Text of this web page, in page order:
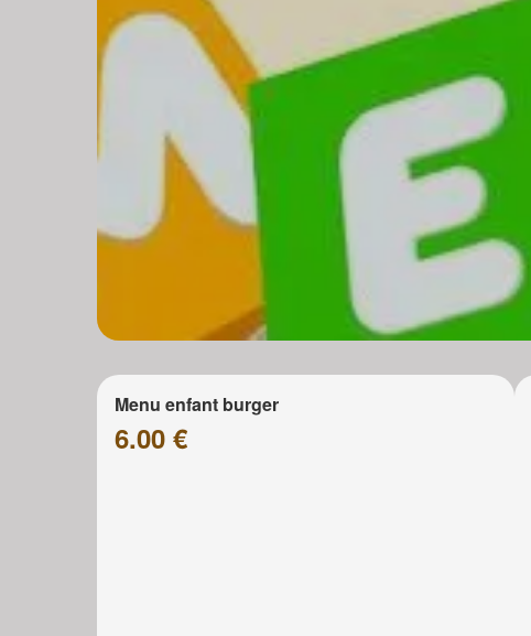
Menu enfant burger
6.00 €